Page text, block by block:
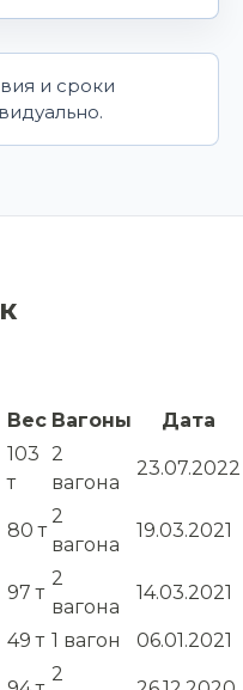
и сроки
Вес Вагоны
Дата
103
т
2
вагона
23.07.2022
80 т
2
вагона
19.03.2021
97 т
2
вагона
14.03.2021
49 т 1 вагон
06.01.2021
2